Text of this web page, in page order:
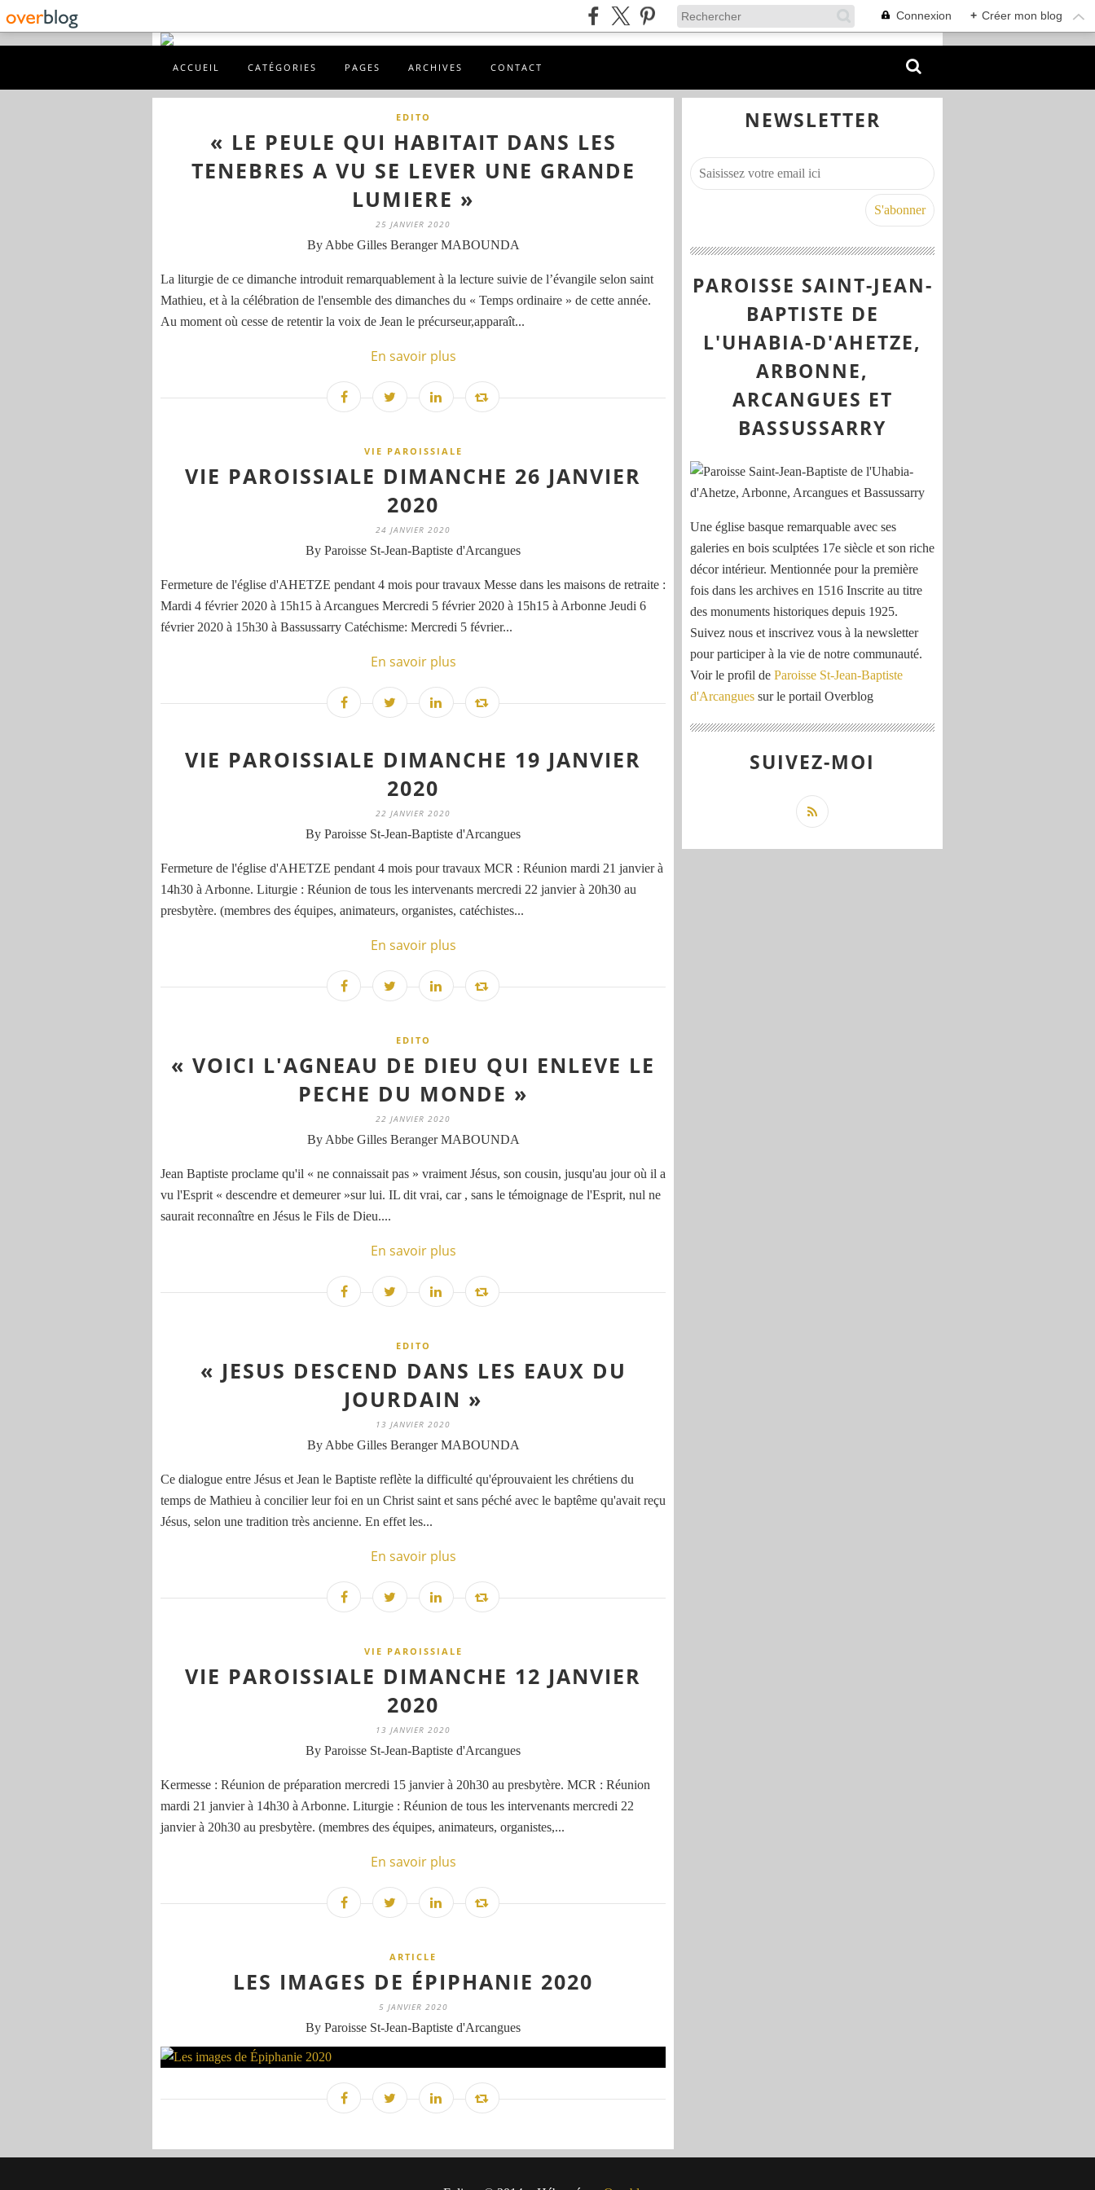
Connexion + Créer mon blog
ACCUEIL CATÉGORIES PAGES ARCHIVES CONTACT
EDITO
« LE PEULE QUI HABITAIT DANS LES
TENEBRES A VU SE LEVER UNE GRANDE
LUMIERE »
25 JANVIER 2020
By Abbe Gilles Beranger MABOUNDA
La liturgie de ce dimanche introduit remarquablement à la lecture suivie de l’évangile selon saint
Mathieu, et à la célébration de l'ensemble des dimanches du « Temps ordinaire » de cette année.
Au moment où cesse de retentir la voix de Jean le précurseur,apparaît...
En savoir plus
VIE PAROISSIALE
VIE PAROISSIALE DIMANCHE 26 JANVIER
2020
24 JANVIER 2020
By Paroisse St-Jean-Baptiste d'Arcangues
Fermeture de l'église d'AHETZE pendant 4 mois pour travaux Messe dans les maisons de retraite :
Mardi 4 février 2020 à 15h15 à Arcangues Mercredi 5 février 2020 à 15h15 à Arbonne Jeudi 6
février 2020 à 15h30 à Bassussarry Catéchisme: Mercredi 5 février...
En savoir plus
VIE PAROISSIALE DIMANCHE 19 JANVIER
2020
22 JANVIER 2020
By Paroisse St-Jean-Baptiste d'Arcangues
Fermeture de l'église d'AHETZE pendant 4 mois pour travaux MCR : Réunion mardi 21 janvier à
14h30 à Arbonne. Liturgie : Réunion de tous les intervenants mercredi 22 janvier à 20h30 au
presbytère. (membres des équipes, animateurs, organistes, catéchistes...
En savoir plus
EDITO
« VOICI L'AGNEAU DE DIEU QUI ENLEVE LE
PECHE DU MONDE »
22 JANVIER 2020
By Abbe Gilles Beranger MABOUNDA
Jean Baptiste proclame qu'il « ne connaissait pas » vraiment Jésus, son cousin, jusqu'au jour où il a
vu l'Esprit « descendre et demeurer »sur lui. IL dit vrai, car , sans le témoignage de l'Esprit, nul ne
saurait reconnaître en Jésus le Fils de Dieu....
En savoir plus
EDITO
« JESUS DESCEND DANS LES EAUX DU
JOURDAIN »
13 JANVIER 2020
By Abbe Gilles Beranger MABOUNDA
Ce dialogue entre Jésus et Jean le Baptiste reflète la difficulté qu'éprouvaient les chrétiens du
temps de Mathieu à concilier leur foi en un Christ saint et sans péché avec le baptême qu'avait reçu
Jésus, selon une tradition très ancienne. En effet les...
En savoir plus
VIE PAROISSIALE
VIE PAROISSIALE DIMANCHE 12 JANVIER
2020
13 JANVIER 2020
By Paroisse St-Jean-Baptiste d'Arcangues
Kermesse : Réunion de préparation mercredi 15 janvier à 20h30 au presbytère. MCR : Réunion
mardi 21 janvier à 14h30 à Arbonne. Liturgie : Réunion de tous les intervenants mercredi 22
janvier à 20h30 au presbytère. (membres des équipes, animateurs, organistes,...
En savoir plus
ARTICLE
LES IMAGES DE ÉPIPHANIE 2020
5 JANVIER 2020
By Paroisse St-Jean-Baptiste d'Arcangues
NEWSLETTER
PAROISSE SAINT-JEAN-
BAPTISTE DE
L'UHABIA-D'AHETZE,
ARBONNE,
ARCANGUES ET
BASSUSSARRY
Une église basque remarquable avec ses
galeries en bois sculptées 17e siècle et son riche
décor intérieur. Mentionnée pour la première
fois dans les archives en 1516 Inscrite au titre
des monuments historiques depuis 1925.
Suivez nous et inscrivez vous à la newsletter
pour participer à la vie de notre communauté.
Voir le profil de Paroisse St-Jean-Baptiste
d'Arcangues sur le portail Overblog
SUIVEZ-MOI